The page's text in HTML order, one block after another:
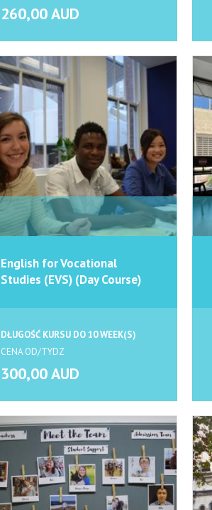
260,00 AUD
English for Vocational
Studies (EVS) (Day Course)
DŁUGOŚĆ KURSU DO 10 WEEK(S)
CENA OD/TYDZ
300,00 AUD